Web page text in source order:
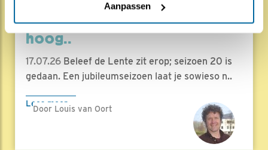
Aanpassen
Herleef de Lente: de vele
hoog..
17.07.26 Beleef de Lente zit erop; seizoen 20 is
gedaan. Een jubileumseizoen laat je sowieso n..
Lees meer
Door Louis van Oort